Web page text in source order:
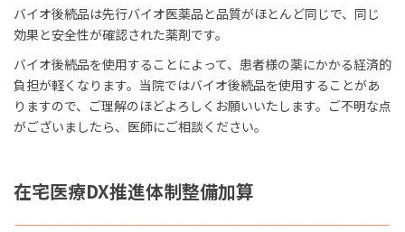
バイオ後続品は先行バイオ医薬品と品質がほとんど同じで、同じ
効果と安全性が確認された薬剤です。
バイオ後続品を使用することによって、患者様の薬にかかる経済的
負担が軽くなります。当院ではバイオ後続品を使用することがあ
りますので、ご理解のほどよろしくお願いいたします。ご不明な点
がございましたら、医師にご相談ください。
在宅医療DX推進体制整備加算